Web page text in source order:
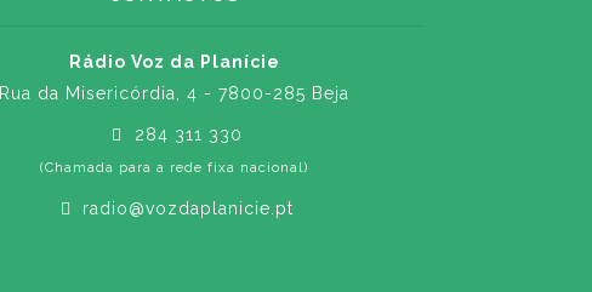
Rádio Voz da Planície
Rua da Misericórdia, 4 - 7800-285 Beja
284 311 330
(Chamada para a rede fixa nacional)
radio@vozdaplanicie.pt